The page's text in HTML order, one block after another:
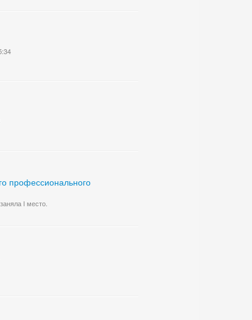
профессионального
I место.